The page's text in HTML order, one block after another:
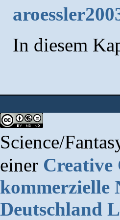
In diesem
Science/
einer Creative
kommerzielle
Deutschland